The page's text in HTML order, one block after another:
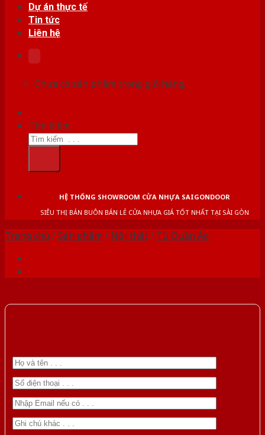
Dự án thực tế
Tin tức
Liên hệ
Chưa có sản phẩm trong giỏ hàng.
Tìm kiếm:
HỆ THỐNG SHOWROOM CỬA NHỰA SAIGONDOOR
SIÊU THỊ BÁN BUÔN BÁN LẺ CỬA NHỰA GIÁ TỐT NHẤT TẠI SÀI GÒN
Trang chủ /Sản phẩm / Nội thất/ Tủ Quần Áo